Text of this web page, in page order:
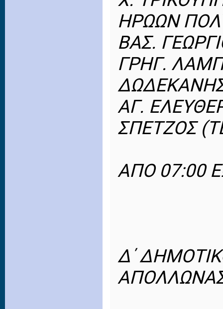
ΗΡΩΩΝ
ΒΑΣ.
ΓΡΗΓ.
ΑΓ.
ΣΠΕΤΖΟΣ
ΑΠΟ 07:00
Δ΄
ΑΠΟΛΛΩΝΑΣ